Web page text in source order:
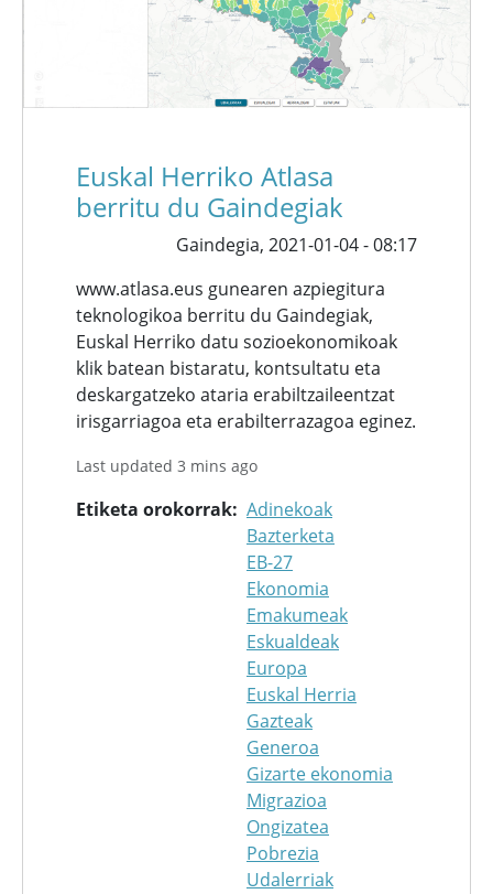
Euskal Herriko Atlasa
berritu du Gaindegiak
Gaindegia, 2021-01-04 - 08:17
www.atlasa.eus gunearen azpiegitura
teknologikoa berritu du Gaindegiak,
Euskal Herriko datu sozioekonomikoak
klik batean bistaratu, kontsultatu eta
deskargatzeko ataria erabiltzaileentzat
irisgarriagoa eta erabilterrazagoa eginez.
Last updated 3 mins ago
Etiketa orokorrak Adinekoak
Bazterketa
EB-27
Ekonomia
Emakumeak
Eskualdeak
Europa
Euskal Herria
Gazteak
Generoa
Gizarte ekonomia
Migrazioa
Ongizatea
Pobrezia
Udalerriak